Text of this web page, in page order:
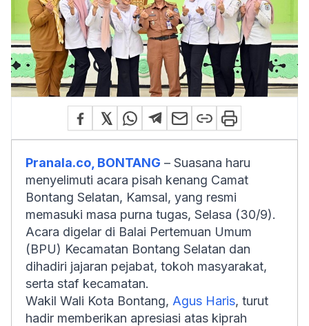
Pranala.co, BONTANG – Suasana haru
menyelimuti acara pisah kenang Camat
Bontang Selatan, Kamsal, yang resmi
memasuki masa purna tugas, Selasa (30/9).
Acara digelar di Balai Pertemuan Umum
(BPU) Kecamatan Bontang Selatan dan
dihadiri jajaran pejabat, tokoh masyarakat,
serta staf kecamatan.
Wakil Wali Kota Bontang, Agus Haris, turut
hadir memberikan apresiasi atas kiprah